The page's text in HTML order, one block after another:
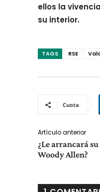
ellos la
su interior.
TAGS RSE
Cuota
Artículo anterior
¿Le arrancará
Woody Allen?